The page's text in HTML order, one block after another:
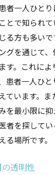
者一人ひと
とで知られ
る方も多い
グを通じて
す。これに
患者一人ひ
ています。
を最小限に
者を探して
る場所です。
透明性